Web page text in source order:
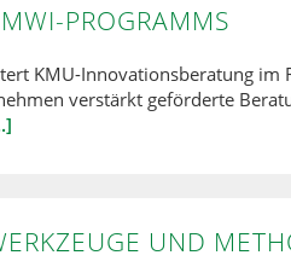
PROGRAMMS
KMU-Innovationsberatung im
verstärkt geförderte
UND